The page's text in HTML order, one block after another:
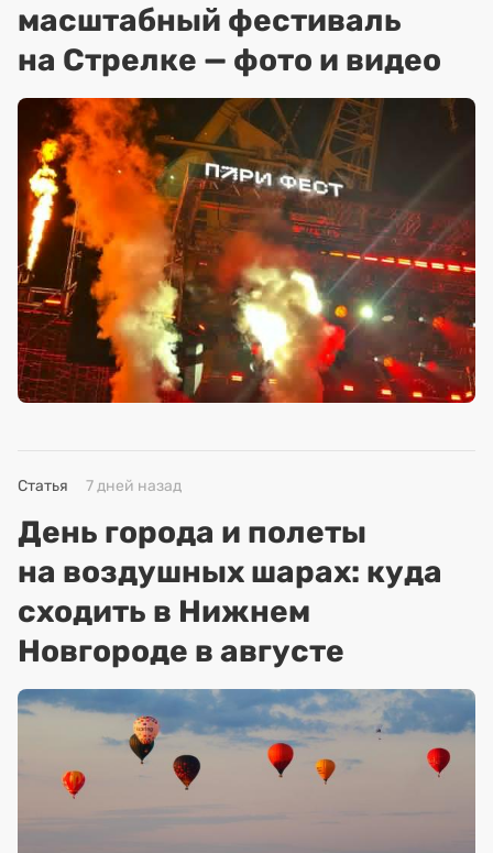
масштабный фестиваль
на Стрелке — фото и видео
Статья 7 дней назад
День города и полеты
на воздушных шарах: куда
сходить в Нижнем
Новгороде в августе